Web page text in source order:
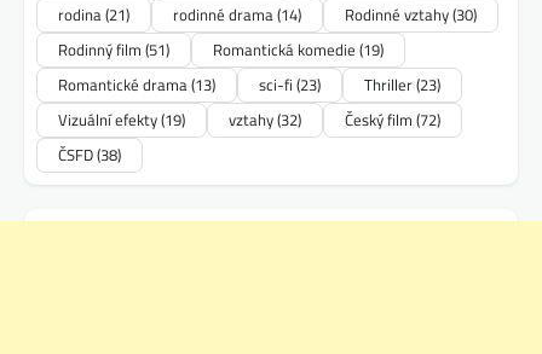
rodina(21) rodinné drama(14) Rodinné vztahy(30)
Rodinný film (51) Romantická komedie (19)
Romantické drama(13) sci-fi (23) Thriller(23)
Vizuální efekty(19) vztahy(32) Český film (72)
ČSFD(38)